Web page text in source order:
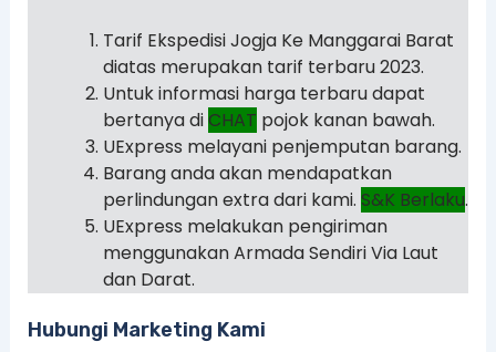
Tarif Ekspedisi Jogja Ke Manggarai Barat
diatas merupakan tarif terbaru 2023.
Untuk informasi harga terbaru dapat
bertanya diCHAT pojok kanan bawah.
UExpress melayani penjemputan barang.
Barang anda akan mendapatkan
perlindungan extra dari kami. S&K Berlaku.
UExpress melakukan pengiriman
menggunakan Armada Sendiri Via Laut
dan Darat.
Hubungi Marketing Kami